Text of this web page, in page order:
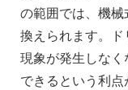
の範囲では、機械
換えられます。
現象が発生しな
できるという利点